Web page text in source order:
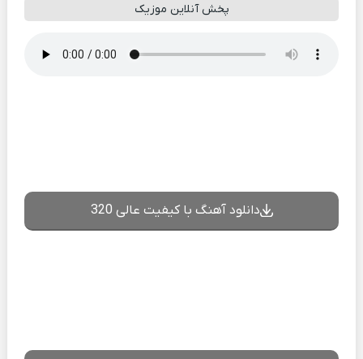
پخش آنلاین موزیک
دانلود آهنگ با کیفیت عالی 320